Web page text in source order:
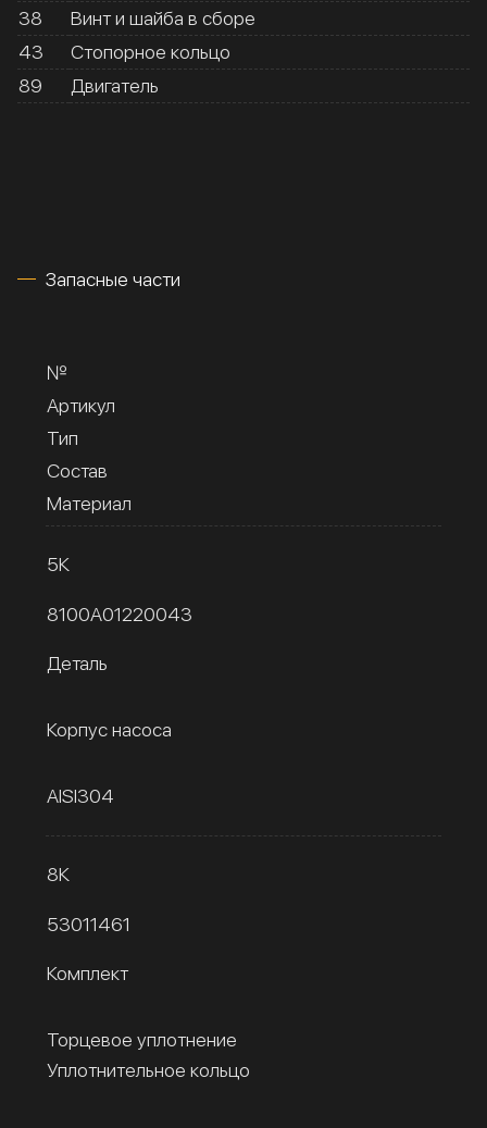
38
Винт и шайба в сборе
43
Стопорное кольцо
89
Двигатель
Запасные части
№
Артикул
Тип
Состав
Материал
5К
8100A01220043
Деталь
Корпус насоса
AISI304
8К
53011461
Комплект
Торцевое уплотнение
Уплотнительное кольцо